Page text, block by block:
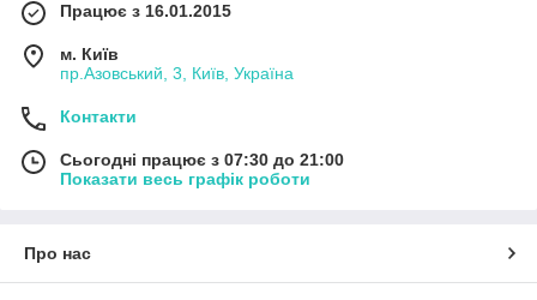
Працює з 16.01.2015
м. Київ
пр.Азовський, 3, Київ, Україна
Контакти
Сьогодні працює з 07:30 до 21:00
Показати весь графік роботи
Про нас